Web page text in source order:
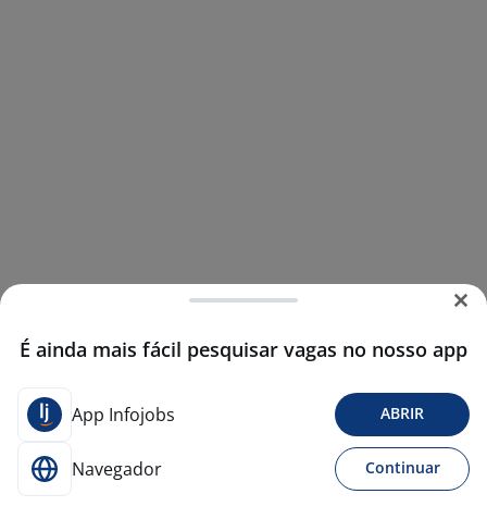
É ainda mais fácil pesquisar vagas no nosso app
App Infojobs ABRIR
Navegador Continuar